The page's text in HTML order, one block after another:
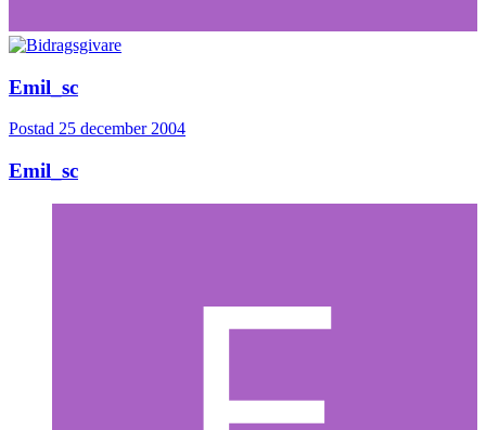
Emil_sc
Postad 25 december 2004
Emil_sc